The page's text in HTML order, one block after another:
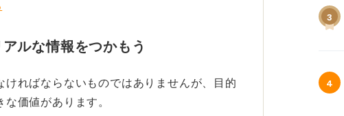
ルな情報をつかもう
ればならないものではありませんが、目的
価値があります。
3
4